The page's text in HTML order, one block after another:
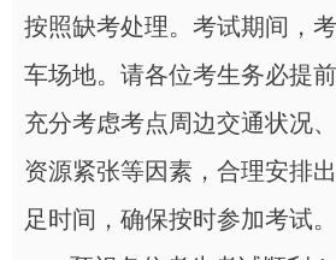
按照缺考处理。考试期间，
车场地。请各位考生务必提
充分考虑考点周边交通状况
资源紧张等因素，合理安排
足时间，确保按时参加考试。